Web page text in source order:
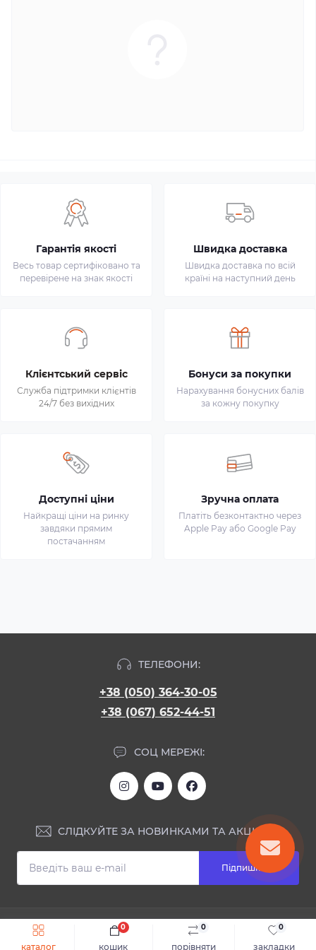
каталог порівняти
0
закладки
0
кошик
0
Швидке замовлення До кошика
Гарантія якості
Весь товар сертифіковано та
перевірене на знак якості
Швидка доставка
Швидка доставка по всій
країні на наступний день
Клієнтський сервіс
Служба підтримки клієнтів
24/7 без вихідних
Бонуси за покупки
Нарахування бонусних балів
за кожну покупку
Доступні ціни
Найкращі ціни на ринку
завдяки прямим
постачанням
Зручна оплата
Платіть безконтактно через
Apple Pay або Google Pay
ТЕЛЕФОНИ:
+38 (050) 364-30-05
+38 (067) 652-44-51
СОЦ МЕРЕЖІ:
СЛІДКУЙТЕ ЗА НОВИНКАМИ ТА АКЦІЯМИ:
Підпишіться
ІНФОРМАЦІЯ